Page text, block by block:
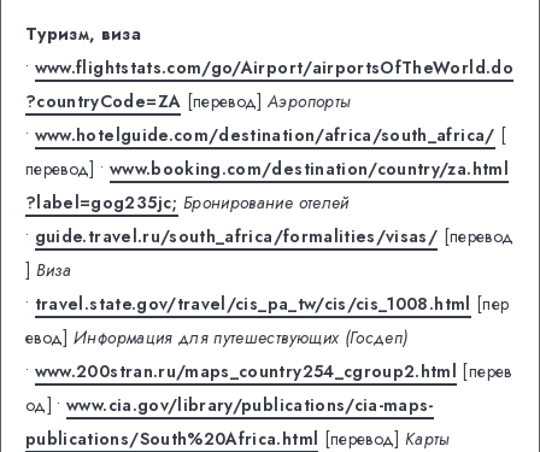
Туризм, виза
• www.flightstats.com/go/Airport/airportsOfTheWorld.do
?countryCode=ZA [перевод] Аэропорты
• www.hotelguide.com/destination/africa/south_africa/ [
перевод] • www.booking.com/destination/country/za.html
?label=gog235jc; Бронирование отелей
• guide.travel.ru/south_africa/formalities/visas/ [перевод
] Виза
• travel.state.gov/travel/cis_pa_tw/cis/cis_1008.html [пер
евод] Информация для путешествующих (Госдеп)
• www.200stran.ru/maps_country254_cgroup2.html [перев
од] •www.cia.gov/library/publications/cia-maps-
publications/South%20Africa.html [перевод] Карты